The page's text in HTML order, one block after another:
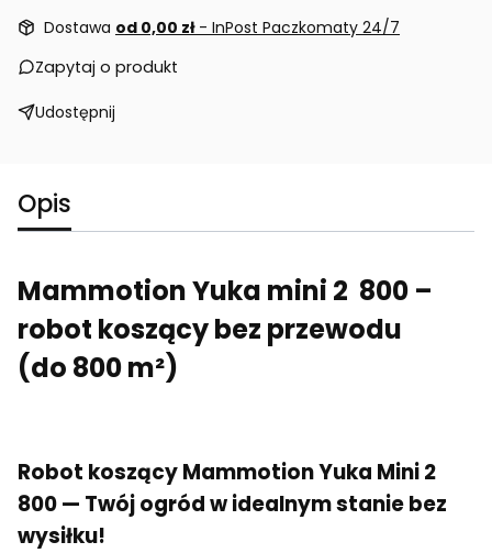
Dostawa od 0,00 zł - InPost Paczkomaty 24/7
Zapytaj o produkt
Udostępnij
Opis
Mammotion Yuka mini 2 800 –
robot koszący bez przewodu
(do 800 m²)
Robot koszący Mammotion Yuka Mini 2
800 — Twój ogród w idealnym stanie bez
wysiłku!